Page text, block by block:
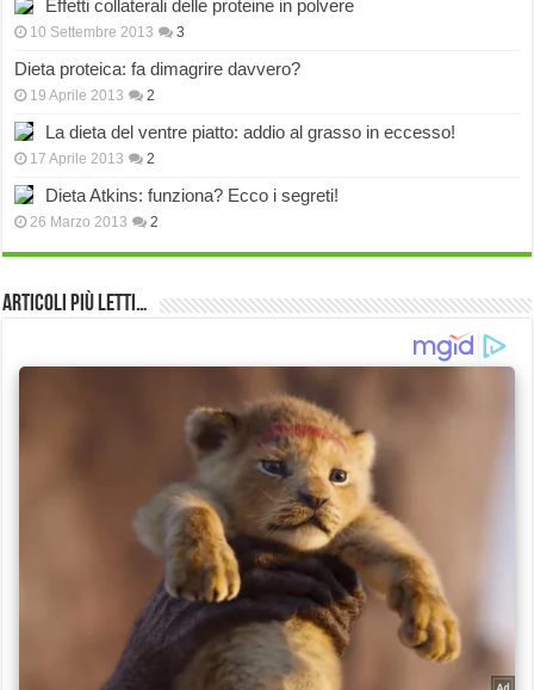
Effetti collaterali delle proteine in polvere
10 Settembre 2013 3
Dieta proteica: fa dimagrire davvero?
19 Aprile 2013 2
La dieta del ventre piatto: addio al grasso in eccesso!
17 Aprile 2013 2
Dieta Atkins: funziona? Ecco i segreti!
26 Marzo 2013 2
Articoli più Letti…